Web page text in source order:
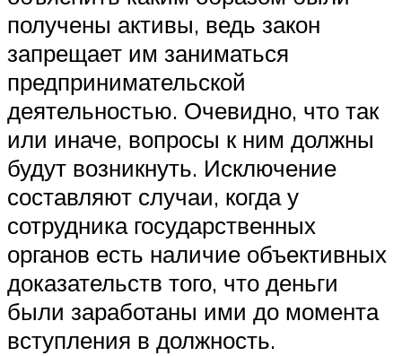
получены активы, ведь закон
запрещает им заниматься
предпринимательской
деятельностью. Очевидно, что так
или иначе, вопросы к ним должны
будут возникнуть. Исключение
составляют случаи, когда у
сотрудника государственных
органов есть наличие объективных
доказательств того, что деньги
были заработаны ими до момента
вступления в должность.